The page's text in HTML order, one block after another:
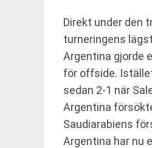
Direkt under den
turneringens
Argentina gjorde
för offside.
sedan 2-1 när
Argentina
Saudiarabiens
Argentina har nu